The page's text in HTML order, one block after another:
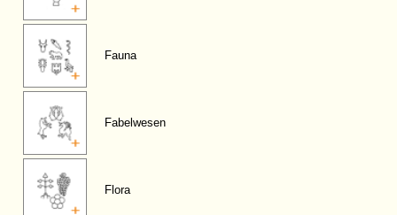
Fauna
Fabelwesen
Flora